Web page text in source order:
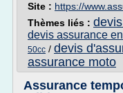
Site : https://
Thèmes liés :
devis assurance
50cc / devis
assurance moto
Assurance